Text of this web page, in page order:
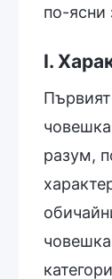
по-ясни
I.
разум,